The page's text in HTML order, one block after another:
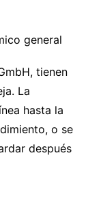
general
tienen
La
hasta la
o se
después